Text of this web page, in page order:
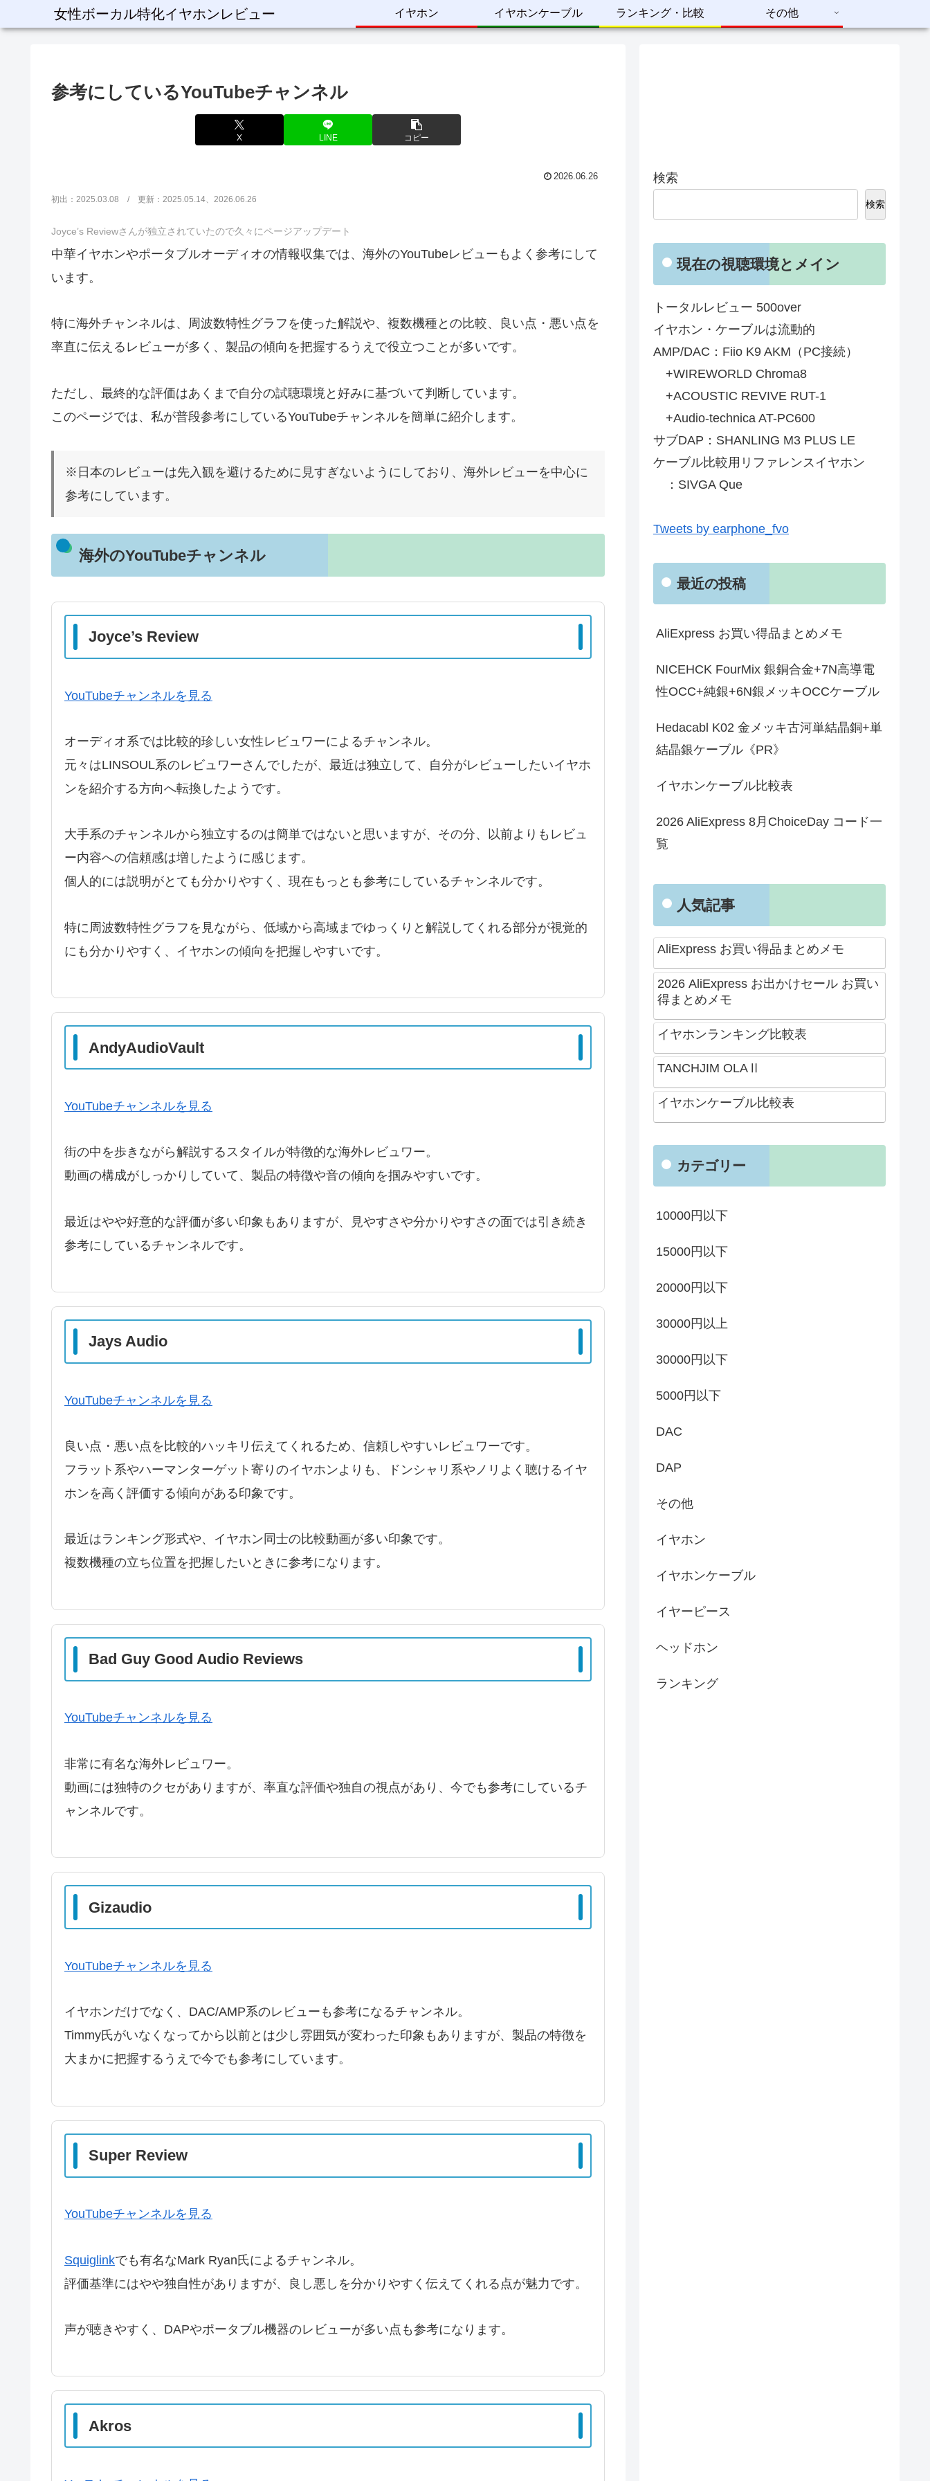
女性ボーカル特化イヤホンレビュー イヤホン イヤホンケーブル ランキング・比較 その他
参考にしているYouTubeチャンネル
X LINE コピー
2026.06.26
初出：2025.03.08 / 更新：2025.05.14、2026.06.26
Joyce’s Reviewさんが独立されていたので久々にページアップデート
中華イヤホンやポータブルオーディオの情報収集では、海外のYouTubeレビューもよく参考にして
います。
特に海外チャンネルは、周波数特性グラフを使った解説や、複数機種との比較、良い点・悪い点を
率直に伝えるレビューが多く、製品の傾向を把握するうえで役立つことが多いです。
ただし、最終的な評価はあくまで自分の試聴環境と好みに基づいて判断しています。
このページでは、私が普段参考にしているYouTubeチャンネルを簡単に紹介します。
※日本のレビューは先入観を避けるために見すぎないようにしており、海外レビューを中心に
参考にしています。
海外のYouTubeチャンネル
Joyce’s Review
YouTubeチャンネルを見る
オーディオ系では比較的珍しい女性レビュワーによるチャンネル。
元々はLINSOUL系のレビュワーさんでしたが、最近は独立して、自分がレビューしたいイヤホ
ンを紹介する方向へ転換したようです。
大手系のチャンネルから独立するのは簡単ではないと思いますが、その分、以前よりもレビュ
ー内容への信頼感は増したように感じます。
個人的には説明がとても分かりやすく、現在もっとも参考にしているチャンネルです。
特に周波数特性グラフを見ながら、低域から高域までゆっくりと解説してくれる部分が視覚的
にも分かりやすく、イヤホンの傾向を把握しやすいです。
AndyAudioVault
YouTubeチャンネルを見る
街の中を歩きながら解説するスタイルが特徴的な海外レビュワー。
動画の構成がしっかりしていて、製品の特徴や音の傾向を掴みやすいです。
最近はやや好意的な評価が多い印象もありますが、見やすさや分かりやすさの面では引き続き
参考にしているチャンネルです。
Jays Audio
YouTubeチャンネルを見る
良い点・悪い点を比較的ハッキリ伝えてくれるため、信頼しやすいレビュワーです。
フラット系やハーマンターゲット寄りのイヤホンよりも、ドンシャリ系やノリよく聴けるイヤ
ホンを高く評価する傾向がある印象です。
最近はランキング形式や、イヤホン同士の比較動画が多い印象です。
複数機種の立ち位置を把握したいときに参考になります。
Bad Guy Good Audio Reviews
YouTubeチャンネルを見る
非常に有名な海外レビュワー。
動画には独特のクセがありますが、率直な評価や独自の視点があり、今でも参考にしているチ
ャンネルです。
Gizaudio
YouTubeチャンネルを見る
イヤホンだけでなく、DAC/AMP系のレビューも参考になるチャンネル。
Timmy氏がいなくなってから以前とは少し雰囲気が変わった印象もありますが、製品の特徴を
大まかに把握するうえで今でも参考にしています。
Super Review
YouTubeチャンネルを見る
Squiglinkでも有名なMark Ryan氏によるチャンネル。
評価基準にはやや独自性がありますが、良し悪しを分かりやすく伝えてくれる点が魅力です。
声が聴きやすく、DAPやポータブル機器のレビューが多い点も参考になります。
Akros
検索
検索
現在の視聴環境とメイン
トータルレビュー 500over
イヤホン・ケーブルは流動的
AMP/DAC：Fiio K9 AKM（PC接続）
+WIREWORLD Chroma8
+ACOUSTIC REVIVE RUT-1
+Audio-technica AT-PC600
サブDAP：SHANLING M3 PLUS LE
ケーブル比較用リファレンスイヤホン
：SIVGA Que
Tweets by earphone_fvo
最近の投稿
AliExpress お買い得品まとめメモ
NICEHCK FourMix 銀銅合金+7N高導電
性OCC+純銀+6N銀メッキOCCケーブル
Hedacabl K02 金メッキ古河単結晶銅+単
結晶銀ケーブル《PR》
イヤホンケーブル比較表
2026 AliExpress 8月ChoiceDay コード一
覧
人気記事
AliExpress お買い得品まとめメモ
2026 AliExpress お出かけセール お買い
得まとめメモ
イヤホンランキング比較表
TANCHJIM OLAⅡ
イヤホンケーブル比較表
カテゴリー
10000円以下
15000円以下
20000円以下
30000円以上
30000円以下
5000円以下
DAC
DAP
その他
イヤホン
イヤホンケーブル
イヤーピース
ヘッドホン
ランキング